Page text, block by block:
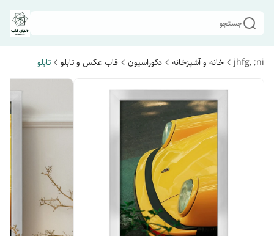
جستجو
jhfg, ;ni خانه و آشپزخانه دکوراسیون قاب عکس و تابلو تابلو